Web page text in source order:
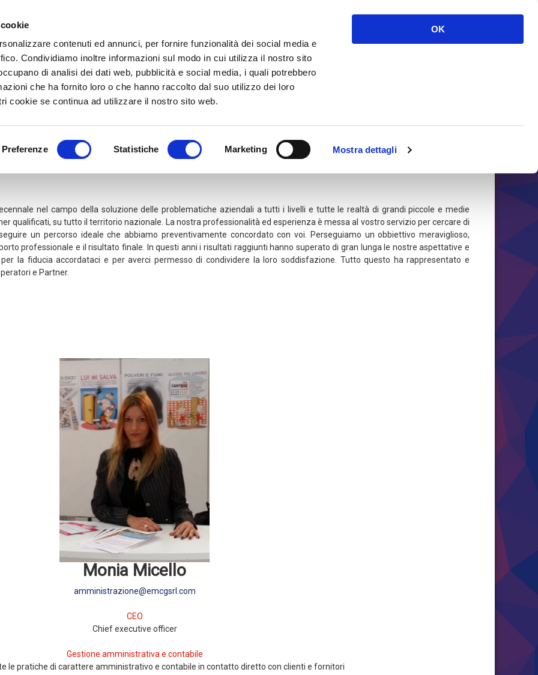
contenuti ed annunci, per fornire funzionalità dei social media e
Condividiamo inoltre informazioni sul modo in cui utilizza il nostro sito
di analisi dei dati web, pubblicità e social media, i quali potrebbero
che ha fornito loro o che hanno raccolto dal suo utilizzo dei loro
cookie se continua ad utilizzare il nostro sito web.
Preferenze Statistiche Marketing Mostra dettagli
OK
Group srl Facebook
Instagram
LinkedIn
Email
Servizi News Contatti
nel campo della soluzione delle problematiche aziendali a tutti i livelli e tutte le realtà di grandi piccole e medie
qualificati, su tutto il territorio nazionale. La nostra professionalità ed esperienza è messa al vostro servizio per cercare di
un percorso ideale che abbiamo preventivamente concordato con voi. Perseguiamo un obbiettivo meraviglioso,
professionale e il risultato finale. In questi anni i risultati raggiunti hanno superato di gran lunga le nostre aspettative e
la fiducia accordataci e per averci permesso di condividere la loro soddisfazione. Tutto questo ha rappresentato e
e Partner.
Monia Micello
amministrazione@emcgsrl.com
CEO
Chief executive officer
Gestione amministrativa e contabile
le pratiche di carattere amministrativo e contabile in contatto diretto con clienti e fornitori